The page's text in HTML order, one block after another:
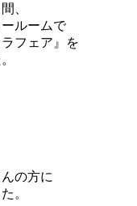
、
ルームで
フェア』を
の方に
。